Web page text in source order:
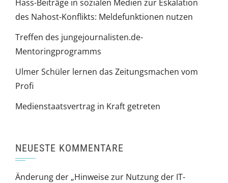
Hass-Beiträge in sozialen Medien zur Eskalation
des Nahost-Konflikts: Meldefunktionen nutzen
Treffen des jungejournalisten.de-
Mentoringprogramms
Ulmer Schüler lernen das Zeitungsmachen vom
Profi
Medienstaatsvertrag in Kraft getreten
NEUESTE KOMMENTARE
Änderung der „Hinweise zur Nutzung der IT-